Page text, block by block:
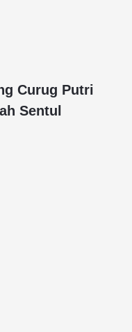
Curug Putri
Sentul